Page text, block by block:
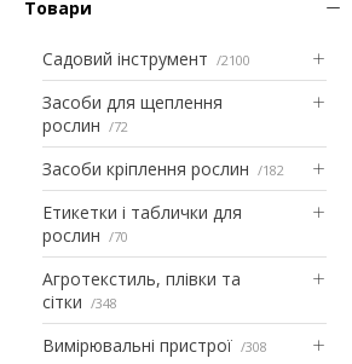
Товари
Садовий інструмент 2100
Засоби для щеплення
рослин
72
Засоби кріплення рослин 182
Етикетки і таблички для
рослин
70
Агротекстиль, плівки та
сітки
348
Вимірювальні пристрої 308